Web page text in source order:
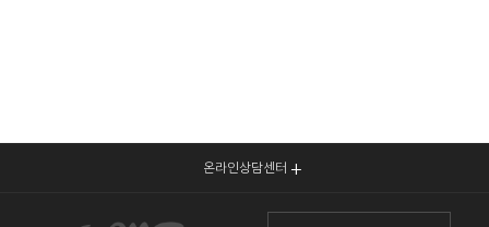
온라인상담센터